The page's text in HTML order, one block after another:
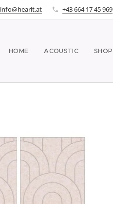
info@hearit.at +43 664 17 45 969
HOME ACOUSTIC SHOP